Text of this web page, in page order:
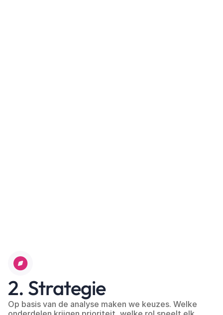
2. Strategie
Op basis van de analyse maken we keuzes. Welke